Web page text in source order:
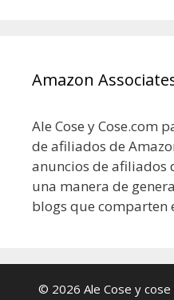
Amazon
Ale Cose y Cose.com
de afiliados de
anuncios de afiliados
una manera de
blogs que comparten
© 2026 Ale Cose y cose